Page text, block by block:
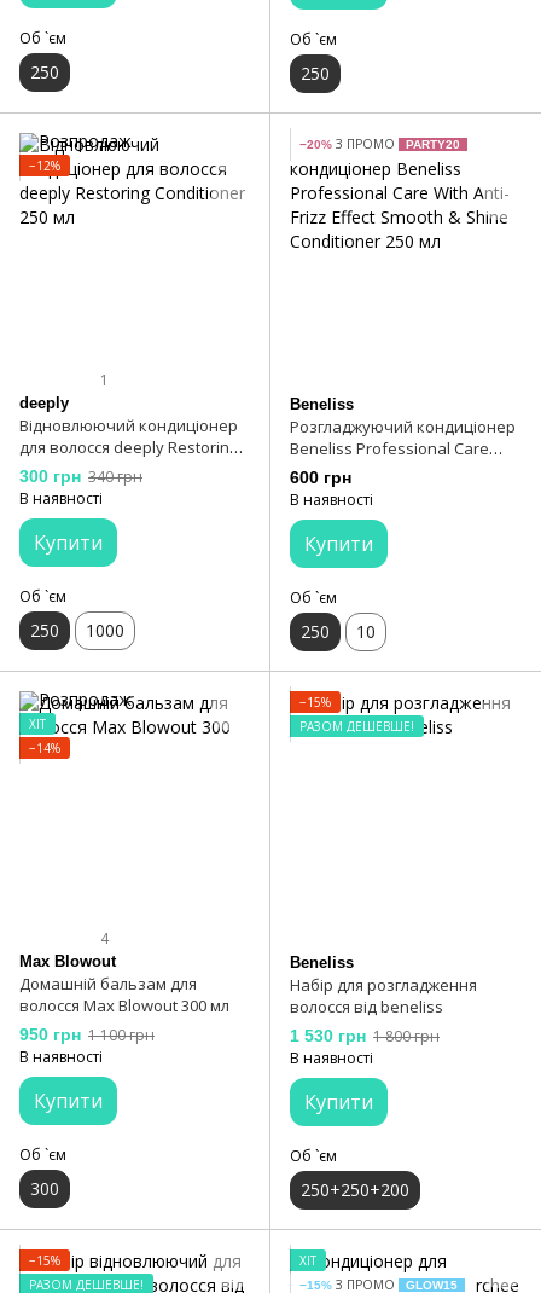
Об `єм
250
Об `єм
250
−12%
1
deeply
Відновлюючий кондиціонер
для волосся deeply Restoring
Conditioner 250 мл
300 грн 340 грн
В наявності
Купити
Об `єм
250 1000
−20% З ПРОМО PARTY20
Beneliss
Розгладжуючий кондиціонер
Beneliss Professional Care
With Anti-Frizz Effect Smooth &
Shine Conditioner 250 мл
600 грн
В наявності
Купити
Об `єм
250 10
ХІТ
−14%
4
Max Blowout
Домашній бальзам для
волосся Max Blowout 300 мл
950 грн 1 100 грн
В наявності
Купити
Об `єм
300
−15%
РАЗОМ ДЕШЕВШЕ!
Beneliss
Набір для розгладження
волосся від beneliss
1 530 грн 1 800 грн
В наявності
Купити
Об `єм
250+250+200
−15%
РАЗОМ ДЕШЕВШЕ!
ХІТ
−15% З ПРОМО GLOW15